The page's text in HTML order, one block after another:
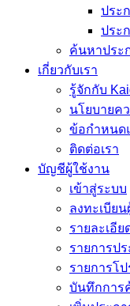
ประ
ประ
ค้นหาประ
เกี่ยวกับเรา
รู้จักกับ
นโยบายค
ข้อกำหนด
ติดต่อเรา
บัญชีผู้ใช้งาน
เข้าสู่ระบบ
ลงทะเบีย
รายละเอีย
รายการป
รายการโ
บันทึกการ